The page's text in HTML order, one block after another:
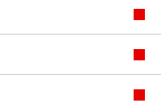
住まい1プ
役立ちコ